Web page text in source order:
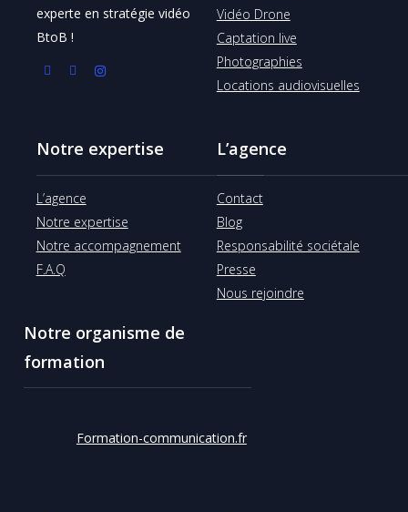
experte en stratégie vidéo
BtoB !
Vidéo Drone
Captation live
Photographies
Locations audiovisuelles
Notre expertise
L’agence
Notre expertise
Notre accompagnement
F.A.Q
L’agence
Contact
Blog
Responsabilité sociétale
Presse
Nous rejoindre
Notre organisme de
formation
Formation-communication.fr